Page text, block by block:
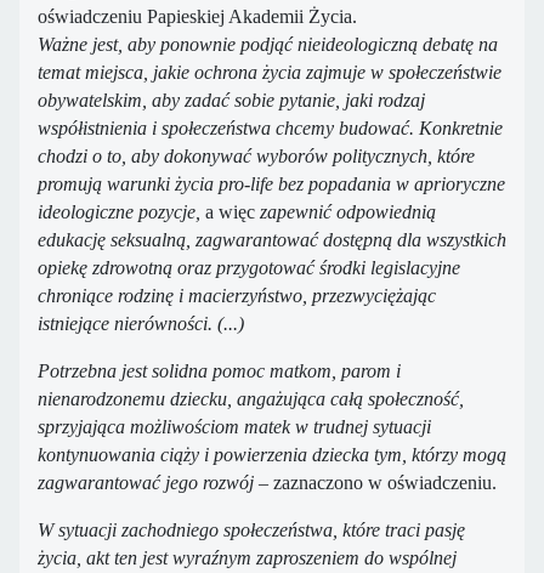
oświadczeniu Papieskiej Akademii Życia.
Ważne jest, aby ponownie podjąć nieideologiczną debatę na
temat miejsca, jakie ochrona życia zajmuje w społeczeństwie
obywatelskim, aby zadać sobie pytanie, jaki rodzaj
współistnienia i społeczeństwa chcemy budować. Konkretnie
chodzi o to, aby dokonywać wyborów politycznych, które
promują warunki życia pro-life bez popadania w aprioryczne
ideologiczne pozycje, a więc zapewnić odpowiednią
edukację seksualną, zagwarantować dostępną dla wszystkich
opiekę zdrowotną oraz przygotować środki legislacyjne
chroniące rodzinę i macierzyństwo, przezwyciężając
istniejące nierówności. (...)
Potrzebna jest solidna pomoc matkom, parom i
nienarodzonemu dziecku, angażująca całą społeczność,
sprzyjająca możliwościom matek w trudnej sytuacji
kontynuowania ciąży i powierzenia dziecka tym, którzy mogą
zagwarantować jego rozwój – zaznaczono w oświadczeniu.
W sytuacji zachodniego społeczeństwa, które traci pasję
życia, akt ten jest wyraźnym zaproszeniem do wspólnej